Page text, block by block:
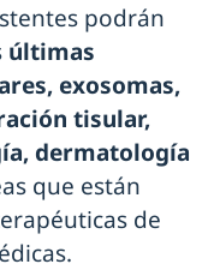
podrán
últimas
exosomas,
tisular,
dermatología
que están
de